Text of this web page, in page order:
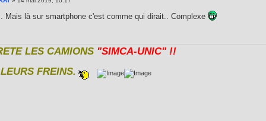
Mais là sur smartphone c'est comme qui dirait.. Complexe
LES CAMIONS "SIMCA-UNIC" !!
FREINS.